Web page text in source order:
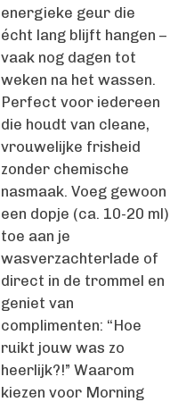
energieke geur die
écht lang blijft hangen –
vaak nog dagen tot
weken na het wassen.
Perfect voor iedereen
die houdt van cleane,
vrouwelijke frisheid
zonder chemische
nasmaak. Voeg gewoon
een dopje (ca. 10-20 ml)
toe aan je
wasverzachterlade of
direct in de trommel en
geniet van
complimenten: “Hoe
ruikt jouw was zo
heerlijk?!” Waarom
kiezen voor Morning